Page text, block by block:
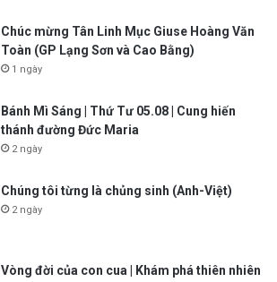
Chúc mừng Tân Linh Mục Giuse Hoàng Văn
Toàn (GP Lạng Sơn và Cao Bằng)
1 ngày
Bánh Mì Sáng | Thứ Tư 05.08 | Cung hiến
thánh đường Đức Maria
2 ngày
Chúng tôi từng là chủng sinh (Anh-Việt)
2 ngày
Vòng đời của con cua | Khám phá thiên nhiên